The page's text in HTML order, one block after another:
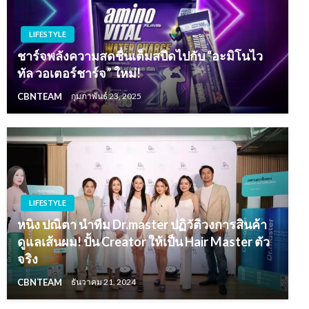
LIFESTYLE
ชาร์จพลังความสดชื่นเต็มสปีดไปกับ “อะมิโนไว
ทัล วอเตอร์ชาร์จ” ใหม่!
CBNTEAM กุมภาพันธ์ 23, 2025
LIFESTYLE
หนิง ปณิตา นำทีม Dr.master ปฏิวัติวงการสินค้า
ดูแลเส้นผม! ปั้น Creator ให้เป็น Hair Master ตัว
จริง
CBNTEAM ธันวาคม 21, 2024